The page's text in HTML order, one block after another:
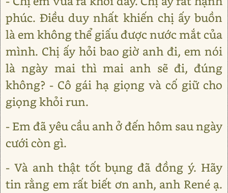
phúc. Điều duy nhất khiến chị ấy buồn
là em không thể giấu được nước mắt của
mình. Chị ấy hỏi bao giờ anh đi, em nói
là ngày mai thì mai anh sẽ đi, đúng
không? - Cô gái hạ giọng và cố giữ cho
giọng khỏi run.
- Em đã yêu cầu anh ở đến hôm sau ngày
cưới còn gì.
- Và anh thật tốt bụng đã đồng ý. Hãy
tin rằng em rất biết ơn anh, anh René ạ.